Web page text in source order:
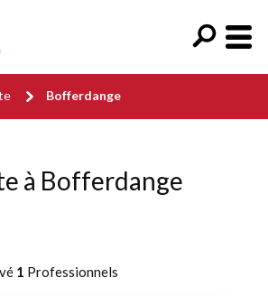
Bofferdange
à Bofferdange
1 Professionnels